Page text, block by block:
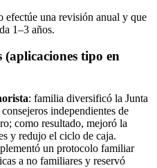
efectúe una revisión anual y que
1–3 años.
(aplicaciones tipo en
: familia diversificó la Junta
independientes de
como resultado, mejoró la
y redujo el ciclo de caja.
un protocolo familiar
a no familiares y reservó